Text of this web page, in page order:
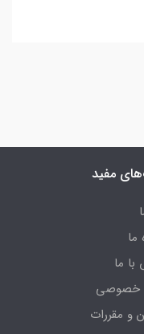
مفید
ما
ما
خصوصی
و مقررات